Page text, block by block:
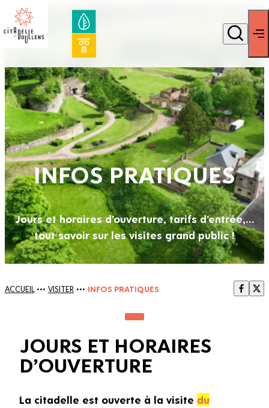
INFOS PRATIQUES
Jours et horaires d'ouverture, tarifs d'entrée,...
tout savoir sur les visites grand public !
ACCUEIL ••• VISITER ••• INFOS PRATIQUES
JOURS ET HORAIRES
D’OUVERTURE
La citadelle est ouverte à la visite du